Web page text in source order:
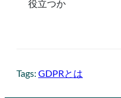
役立つか
Tags: GDPRとは